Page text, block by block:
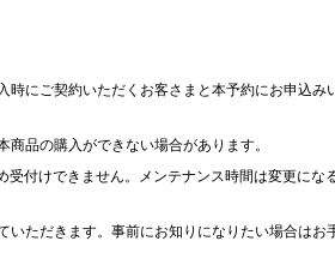
時にご契約いただくお客さまと本予約にお申込み
品の購入ができない場合があります。
付けできません。メンテナンス時間は変更にな
いただきます。事前にお知りになりたい場合はお